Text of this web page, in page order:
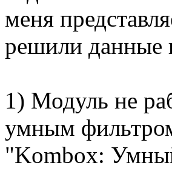
меня
решили данные
1) Модуль не
умным
"Kombox: